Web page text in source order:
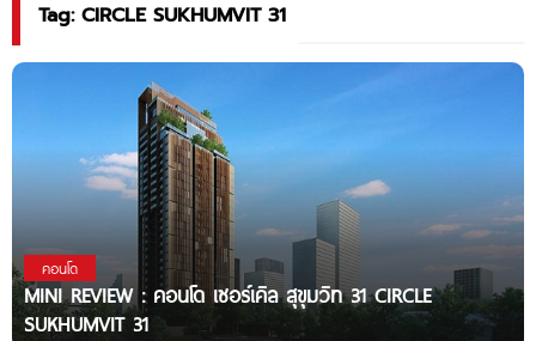
Tag: CIRCLE SUKHUMVIT 31
คอนโด
MINI REVIEW : คอนโด เซอร์เคิล สุขุมวิท 31 CIRCLE
SUKHUMVIT 31